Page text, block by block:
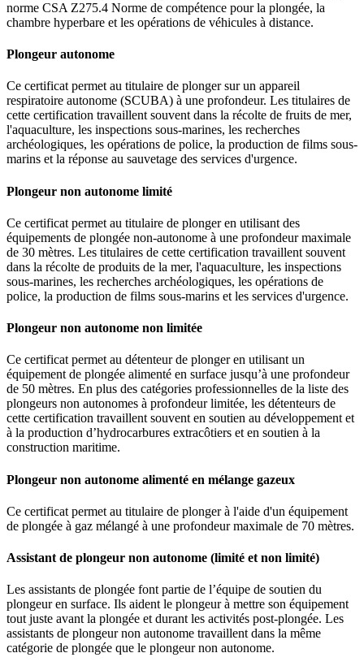
norme CSA Z275.4 Norme de compétence pour la plongée, la
chambre hyperbare et les opérations de véhicules à distance.
Plongeur autonome
Ce certificat permet au titulaire de plonger sur un appareil
respiratoire autonome (SCUBA) à une profondeur. Les titulaires de
cette certification travaillent souvent dans la récolte de fruits de mer,
l'aquaculture, les inspections sous-marines, les recherches
archéologiques, les opérations de police, la production de films sous-
marins et la réponse au sauvetage des services d'urgence.
Plongeur non autonome limité
Ce certificat permet au titulaire de plonger en utilisant des
équipements de plongée non-autonome à une profondeur maximale
de 30 mètres. Les titulaires de cette certification travaillent souvent
dans la récolte de produits de la mer, l'aquaculture, les inspections
sous-marines, les recherches archéologiques, les opérations de
police, la production de films sous-marins et les services d'urgence.
Plongeur non autonome non limitée
Ce certificat permet au détenteur de plonger en utilisant un
équipement de plongée alimenté en surface jusqu’à une profondeur
de 50 mètres. En plus des catégories professionnelles de la liste des
plongeurs non autonomes à profondeur limitée, les détenteurs de
cette certification travaillent souvent en soutien au développement et
à la production d’hydrocarbures extracôtiers et en soutien à la
construction maritime.
Plongeur non autonome alimenté en mélange gazeux
Ce certificat permet au titulaire de plonger à l'aide d'un équipement
de plongée à gaz mélangé à une profondeur maximale de 70 mètres.
Assistant de plongeur non autonome (limité et non limité)
Les assistants de plongée font partie de l’équipe de soutien du
plongeur en surface. Ils aident le plongeur à mettre son équipement
tout juste avant la plongée et durant les activités post-plongée. Les
assistants de plongeur non autonome travaillent dans la même
catégorie de plongée que le plongeur non autonome.